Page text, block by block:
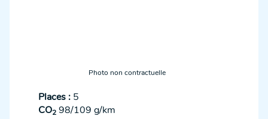
Photo non contractuelle
Places : 5
CO2 98/109 g/km